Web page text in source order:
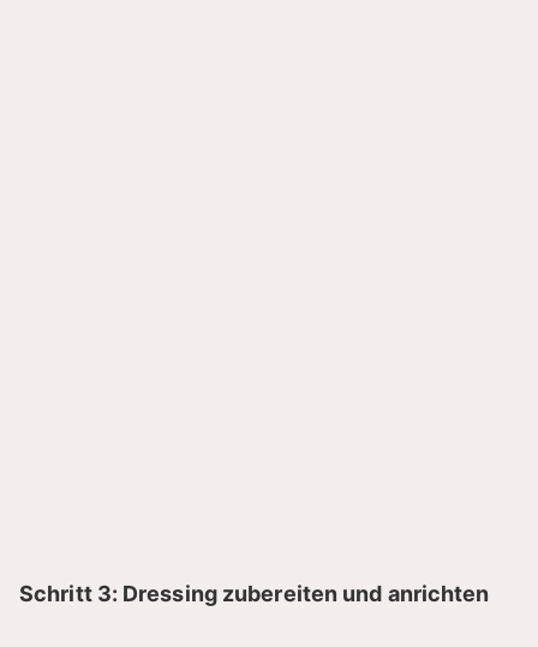
Schritt 3: Dressing zubereiten und anrichten